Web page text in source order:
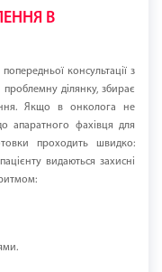
В
консультації з
ділянку, збирає
Якщо в онколога не
апаратного фахівця для
проходить швидко:
видаються захисні